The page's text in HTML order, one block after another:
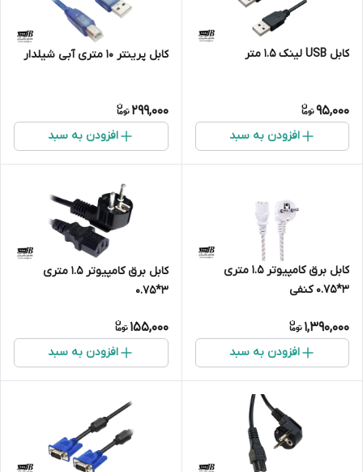
کابل USB لینک 1.5 متر
95,000
افزودن به سبد
کابل پرینتر 10 متری آبی شیلدار
299,000
افزودن به سبد
کابل برق کامپیوتر 1.5 متری
3*0.75 کنفی
1,390,000
افزودن به سبد
کابل برق کامپیوتر 1.5 متری
3*0.75
155,000
افزودن به سبد